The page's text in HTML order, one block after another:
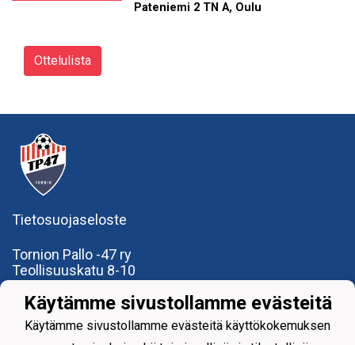
Pateniemi 2 TN A, Oulu
Ottelulista
Tietosuojaseloste
Tornion Pallo -47 ry
Teollisuuskatu 8-10
+35840591 9275
office@tp47.com
Käytämme sivustollamme evästeitä
Käytämme sivustollamme evästeitä käyttökokemuksen